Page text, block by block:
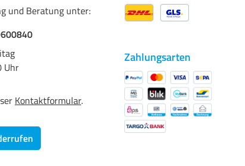
und Beratung unter:
Uhr
Kontaktformular.
Zahlungsarten